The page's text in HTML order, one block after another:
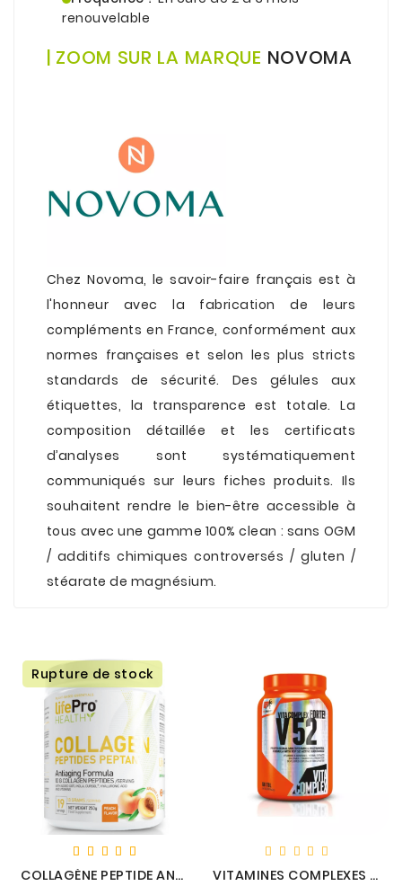
renouvelable
| ZOOM SUR LA MARQUE NOVOMA
ChezNovoma, le savoir-faire français est à
l'honneur avec la fabrication de leurs
compléments en France, conformément aux
normes françaises et selon les plus stricts
standards de sécurité. Des gélules aux
étiquettes, la transparence est totale. La
composition détaillée et les certificats
d’analyses sont systématiquement
communiqués sur leurs fiches produits. Ils
souhaitent rendre le bien-être accessible à
tous avec une gamme 100% clean : sans OGM
/ additifs chimiques controversés / gluten /
stéarate de magnésium.
Rupture de stock
COLLAGÈNE PEPTIDE ANTI-ÂGE - LIFE PRO VITAMINES COMPLEXES 52 (60 TABLETTES) - EXTRIFIT